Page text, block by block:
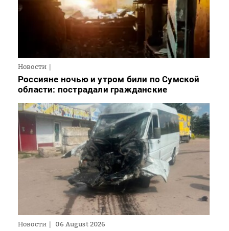
Новости
Россияне ночью и утром били по Сумской
области: пострадали гражданские
Новости 06 August 2026